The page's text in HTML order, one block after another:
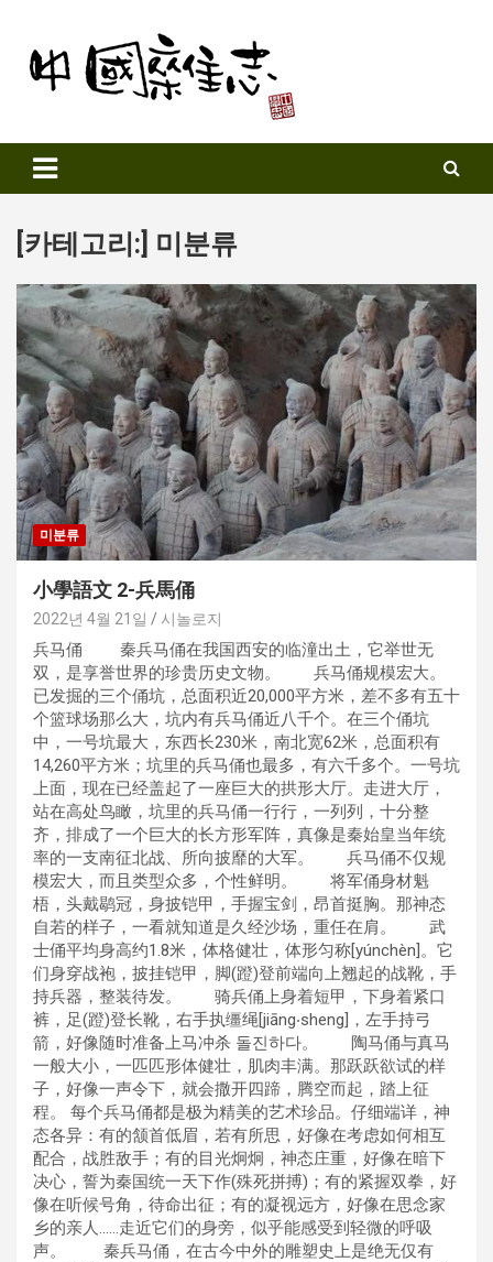
content
Sinozine
[카테고리:] 미분류
미분류
小學語文 2-兵馬俑
2022년 4월 21일 시놀로지
兵马俑 秦兵马俑在我国西安的临潼出土，它举世无
双，是享誉世界的珍贵历史文物。 兵马俑规模宏大。
已发掘的三个俑坑，总面积近20,000平方米，差不多有五十
个篮球场那么大，坑内有兵马俑近八千个。在三个俑坑
中，一号坑最大，东西长230米，南北宽62米，总面积有
14,260平方米；坑里的兵马俑也最多，有六千多个。一号坑
上面，现在已经盖起了一座巨大的拱形大厅。走进大厅，
站在高处鸟瞰，坑里的兵马俑一行行，一列列，十分整
齐，排成了一个巨大的长方形军阵，真像是秦始皇当年统
率的一支南征北战、所向披靡的大军。 兵马俑不仅规
模宏大，而且类型众多，个性鲜明。 将军俑身材魁
梧，头戴鹖冠，身披铠甲，手握宝剑，昂首挺胸。那神态
自若的样子，一看就知道是久经沙场，重任在肩。 武
士俑平均身高约1.8米，体格健壮，体形匀称[yúnchèn]。它
们身穿战袍，披挂铠甲，脚(蹬)登前端向上翘起的战靴，手
持兵器，整装待发。 骑兵俑上身着短甲，下身着紧口
裤，足(蹬)登长靴，右手执缰绳[jiāng‧sheng]，左手持弓
箭，好像随时准备上马冲杀 돌진하다。 陶马俑与真马
一般大小，一匹匹形体健壮，肌肉丰满。那跃跃欲试的样
子，好像一声令下，就会撒开四蹄，腾空而起，踏上征
程。 每个兵马俑都是极为精美的艺术珍品。仔细端详，神
态各异：有的颔首低眉，若有所思，好像在考虑如何相互
配合，战胜敌手；有的目光炯炯，神态庄重，好像在暗下
决心，誓为秦国统一天下作(殊死拼搏)；有的紧握双拳，好
像在听候号角，待命出征；有的凝视远方，好像在思念家
乡的亲人……走近它们的身旁，似乎能感受到轻微的呼吸
声。 秦兵马俑，在古今中外的雕塑史上是绝无仅有